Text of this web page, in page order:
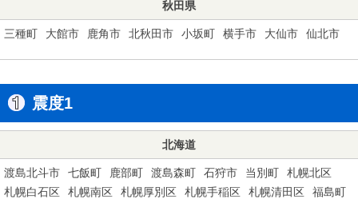
秋田県
三種町 大館市 鹿角市 北秋田市 小坂町 横手市 大仙市 仙北市
震度1
北海道
渡島北斗市 七飯町 鹿部町 渡島森町 石狩市 当別町
札幌北区
札幌白石区
札幌南区 札幌厚別区 札幌手稲区 札幌清田区
福島町